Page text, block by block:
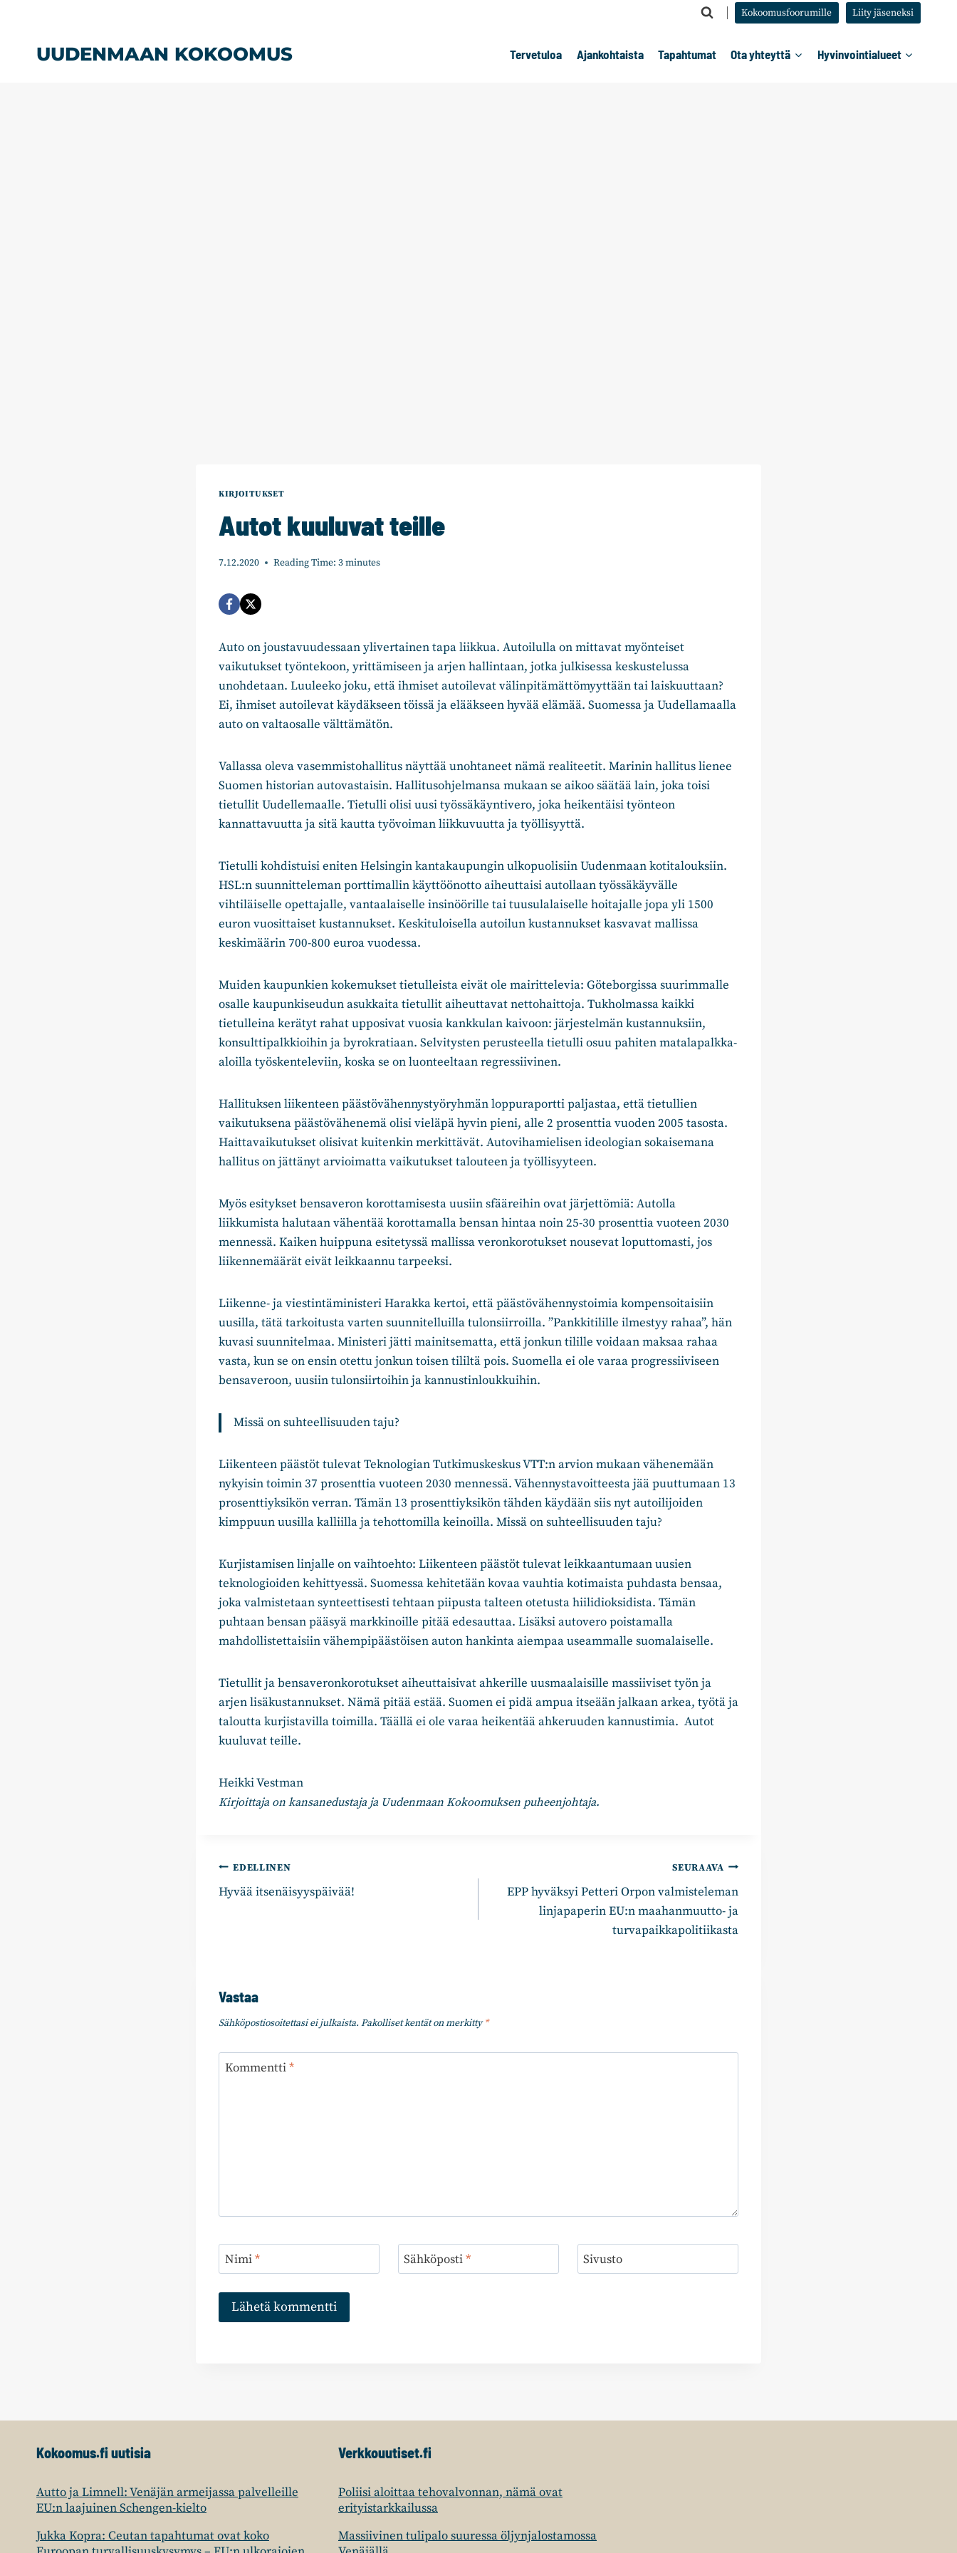
Kokoomusfoorumille Liity jäseneksi
UUDENMAAN KOKOOMUS Tervetuloa Ajankohtaista Tapahtumat Ota yhteyttä Hyvinvointialueet
KIRJOITUKSET
Autot kuuluvat teille
7.12.2020 Reading Time: 3minutes
Auto on joustavuudessaan ylivertainen tapa liikkua. Autoilulla on mittavat myönteiset
vaikutukset työntekoon, yrittämiseen ja arjen hallintaan, jotka julkisessa keskustelussa
unohdetaan. Luuleeko joku, että ihmiset autoilevat välinpitämättömyyttään tai laiskuuttaan?
Ei, ihmiset autoilevat käydäkseen töissä ja elääkseen hyvää elämää. Suomessa ja Uudellamaalla
auto on valtaosalle välttämätön.
Vallassa oleva vasemmistohallitus näyttää unohtaneet nämä realiteetit. Marinin hallitus lienee
Suomen historian autovastaisin. Hallitusohjelmansa mukaan se aikoo säätää lain, joka toisi
tietullit Uudellemaalle. Tietulli olisi uusi työssäkäyntivero, joka heikentäisi työnteon
kannattavuutta ja sitä kautta työvoiman liikkuvuutta ja työllisyyttä.
Tietulli kohdistuisi eniten Helsingin kantakaupungin ulkopuolisiin Uudenmaan kotitalouksiin.
HSL:n suunnitteleman porttimallin käyttöönotto aiheuttaisi autollaan työssäkäyvälle
vihtiläiselle opettajalle, vantaalaiselle insinöörille tai tuusulalaiselle hoitajalle jopa yli 1500
euron vuosittaiset kustannukset. Keskituloisella autoilun kustannukset kasvavat mallissa
keskimäärin 700-800 euroa vuodessa.
Muiden kaupunkien kokemukset tietulleista eivät ole mairittelevia: Göteborgissa suurimmalle
osalle kaupunkiseudun asukkaita tietullit aiheuttavat nettohaittoja. Tukholmassa kaikki
tietulleina kerätyt rahat upposivat vuosia kankkulan kaivoon: järjestelmän kustannuksiin,
konsulttipalkkioihin ja byrokratiaan. Selvitysten perusteella tietulli osuu pahiten matalapalkka-
aloilla työskenteleviin, koska se on luonteeltaan regressiivinen.
Hallituksen liikenteen päästövähennystyöryhmän loppuraportti paljastaa, että tietullien
vaikutuksena päästövähenemä olisi vieläpä hyvin pieni, alle 2 prosenttia vuoden 2005 tasosta.
Haittavaikutukset olisivat kuitenkin merkittävät. Autovihamielisen ideologian sokaisemana
hallitus on jättänyt arvioimatta vaikutukset talouteen ja työllisyyteen.
Myös esitykset bensaveron korottamisesta uusiin sfääreihin ovat järjettömiä: Autolla
liikkumista halutaan vähentää korottamalla bensan hintaa noin 25-30 prosenttia vuoteen 2030
mennessä. Kaiken huippuna esitetyssä mallissa veronkorotukset nousevat loputtomasti, jos
liikennemäärät eivät leikkaannu tarpeeksi.
Liikenne- ja viestintäministeri Harakka kertoi, että päästövähennystoimia kompensoitaisiin
uusilla, tätä tarkoitusta varten suunnitelluilla tulonsiirroilla. ”Pankkitilille ilmestyy rahaa”, hän
kuvasi suunnitelmaa. Ministeri jätti mainitsematta, että jonkun tilille voidaan maksaa rahaa
vasta, kun se on ensin otettu jonkun toisen tililtä pois. Suomella ei ole varaa progressiiviseen
bensaveroon, uusiin tulonsiirtoihin ja kannustinloukkuihin.
Missä on suhteellisuuden taju?
Liikenteen päästöt tulevat Teknologian Tutkimuskeskus VTT:n arvion mukaan vähenemään
nykyisin toimin 37 prosenttia vuoteen 2030 mennessä. Vähennystavoitteesta jää puuttumaan 13
prosenttiyksikön verran. Tämän 13 prosenttiyksikön tähden käydään siis nyt autoilijoiden
kimppuun uusilla kalliilla ja tehottomilla keinoilla. Missä on suhteellisuuden taju?
Kurjistamisen linjalle on vaihtoehto: Liikenteen päästöt tulevat leikkaantumaan uusien
teknologioiden kehittyessä. Suomessa kehitetään kovaa vauhtia kotimaista puhdasta bensaa,
joka valmistetaan synteettisesti tehtaan piipusta talteen otetusta hiilidioksidista. Tämän
puhtaan bensan pääsyä markkinoille pitää edesauttaa. Lisäksi autovero poistamalla
mahdollistettaisiin vähempipäästöisen auton hankinta aiempaa useammalle suomalaiselle.
Tietullit ja bensaveronkorotukset aiheuttaisivat ahkerille uusmaalaisille massiiviset työn ja
arjen lisäkustannukset. Nämä pitää estää. Suomen ei pidä ampua itseään jalkaan arkea, työtä ja
taloutta kurjistavilla toimilla. Täällä ei ole varaa heikentää ahkeruuden kannustimia. Autot
kuuluvat teille.
Heikki Vestman
Kirjoittaja on kansanedustaja ja Uudenmaan Kokoomuksen puheenjohtaja.
Artikkelien
selaus
EDELLINEN
Hyvää itsenäisyyspäivää!
SEURAAVA
EPP hyväksyi Petteri Orpon valmisteleman
linjapaperin EU:n maahanmuutto- ja
turvapaikkapolitiikasta
Vastaa
Sähköpostiosoitettasi ei julkaista. Pakolliset kentät on merkitty*
Kommentti*
Nimi* Sähköposti* Sivusto
Kokoomus.fi uutisia
Autto ja Limnell: Venäjän armeijassa palvelleille
EU:n laajuinen Schengen-kielto
Jukka Kopra: Ceutan tapahtumat ovat koko
Verkkouutiset.fi
Poliisi aloittaa tehovalvonnan, nämä ovat
erityistarkkailussa
Massiivinen tulipalo suuressa öljynjalostamossa